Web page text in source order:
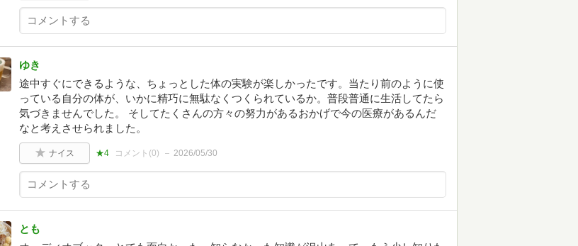
ゆき
途中すぐにできるような、ちょっとした体の実験が楽しかったです。当たり前のように使
っている自分の体が、いかに精巧に無駄なくつくられているか。普段普通に生活してたら
気づきませんでした。 そしてたくさんの方々の努力があるおかげで今の医療があるんだ
なと考えさせられました。
ナイス ★4 コメント(0) 2026/05/30
とも